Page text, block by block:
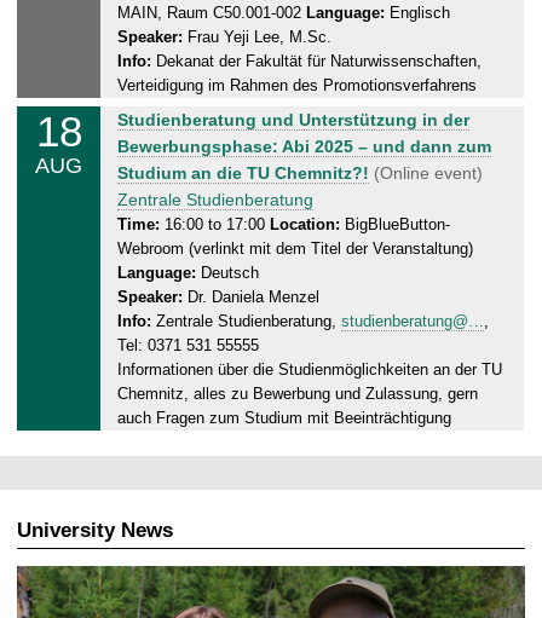
y
,
1
8
.
0
8
.
2
0
2
5
MAIN, Raum C50.001-002 Language: Englisch
Speaker: Frau Yeji Lee, M.Sc.
Info: Dekanat der Fakultät für Naturwissenschaften,
Verteidigung im Rahmen des Promotionsverfahrens
18
AUG
M
o
n
d
a
y
,
1
8
0
8
0
5
Studienberatung und Unterstützung in der
Bewerbungsphase: Abi 2025 – und dann zum
Studium an die TU Chemnitz?! (Online event)
Zentrale Studienberatung
Time: 16:00 to 17:00 Location: BigBlueButton-
Webroom (verlinkt mit dem Titel der Veranstaltung)
Language: Deutsch
Speaker: Dr. Daniela Menzel
Info: Zentrale Studienberatung, studienberatung@…,
Tel: 0371 531 55555
Informationen über die Studienmöglichkeiten an der TU
Chemnitz, alles zu Bewerbung und Zulassung, gern
auch Fragen zum Studium mit Beeinträchtigung
University News